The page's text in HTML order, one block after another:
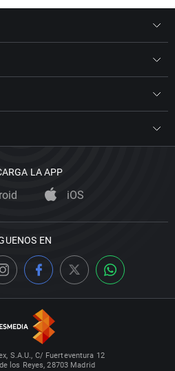
LA APP
iOS
EN
S.A.U., C/ Fuerteventura 12
los Reyes, 28703 Madrid